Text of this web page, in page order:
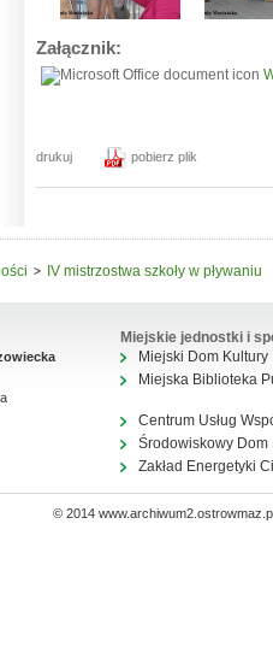
Załącznik:
drukuj pobierz plik
IV mistrzostwa szkoły w pływaniu
Miejskie jednostki i
Miejski Dom Kultury
Miejska Biblioteka
Centrum Usług
Środowiskowy Dom
Zakład Energetyki
© 2014